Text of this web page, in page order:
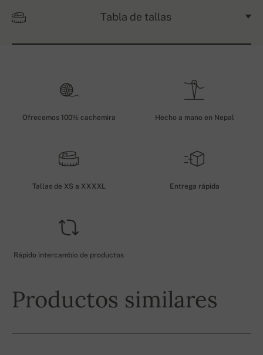
Tabla de tallas
Ofrecemos 100% cachemira Hecho a mano en Nepal
Tallas de XS a XXXXL Entrega rápida
Rápido intercambio de productos
Productos similares